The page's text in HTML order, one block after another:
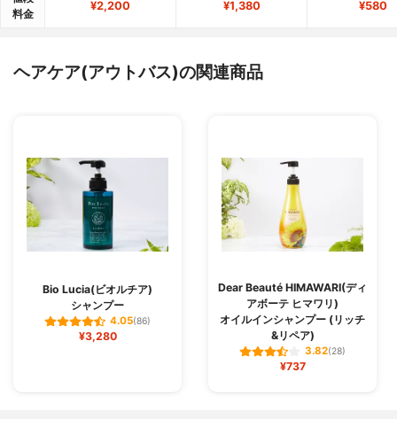
料金
¥2,200 ¥1,380 ¥580
ヘアケア(アウトバス)の関連商品
Bio Lucia(ビオルチア)
シャンプー
4.05(86)
¥3,280
Dear Beauté HIMAWARI(ディ
アボーテ ヒマワリ)
オイルインシャンプー (リッチ
&リペア)
3.82(28)
¥737